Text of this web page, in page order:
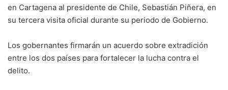
en Cartagena al presidente de Chile, Sebastián Piñera, en
su tercera visita oficial durante su periodo de Gobierno.
Los gobernantes firmarán un acuerdo sobre extradición
entre los dos países para fortalecer la lucha contra el
delito.